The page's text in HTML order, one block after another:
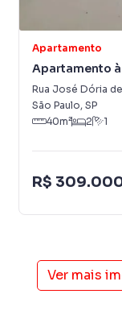
proprietários e
Apartamento
Apartamento à
Rua José Dória
São Paulo, SP
40m² 2 1
R$
Ver mais